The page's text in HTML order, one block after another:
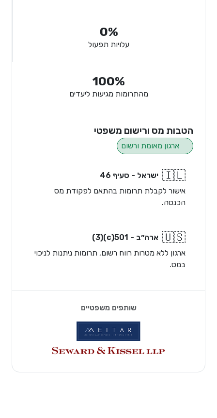
0%
עלויות תפעול
100%
מהתרומות מגיעות ליעדים
הטבות מס ורישום משפטי
ארגון מאומת ורשום
🇮🇱 ישראל - סעיף 46
אישור לקבלת תרומות בהתאם לפקודת מס
הכנסה.
🇺🇸 ארה״ב - 501(c)(3)
ארגון ללא מטרות רווח רשום, תרומות ניתנות לניכוי
במס.
שותפים משפטיים